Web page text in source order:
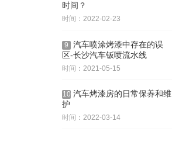
时间？
时间：2022-02-23
9
汽车喷涂烤漆中存在的误
区-长沙汽车钣喷流水线
时间：2021-05-15
10 汽车烤漆房的日常保养和维
护
时间：2022-03-14